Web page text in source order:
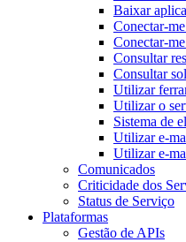
Baixar
Conectar-
Conectar-
Consultar
Consultar
Utilizar
Utilizar o
Sistema de
Utilizar e-
Utilizar e-
Comunicados
Criticidade dos
Status de Serviço
Plataformas
Gestão de APIs